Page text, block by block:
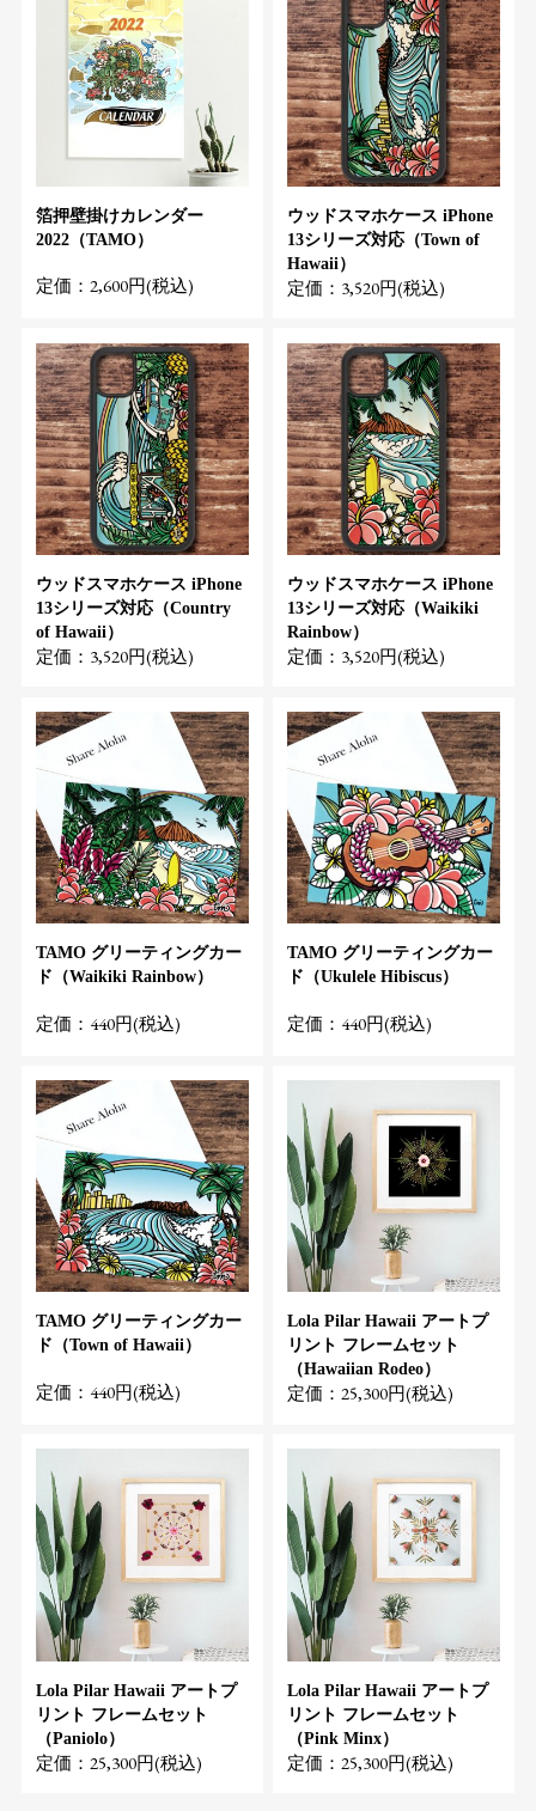
箔押壁掛けカレンダー
2022（TAMO）
定価：2,600円(税込)
ウッドスマホケース iPhone
13シリーズ対応（Town of
Hawaii）
定価：3,520円(税込)
ウッドスマホケース iPhone
13シリーズ対応（Country
of Hawaii）
定価：3,520円(税込)
ウッドスマホケース iPhone
13シリーズ対応（Waikiki
Rainbow）
定価：3,520円(税込)
TAMO グリーティングカー
ド（Waikiki Rainbow）
定価：440円(税込)
TAMO グリーティングカー
ド（Ukulele Hibiscus）
定価：440円(税込)
TAMO グリーティングカー
ド（Town of Hawaii）
定価：440円(税込)
Lola Pilar Hawaii アートプ
リント フレームセット
（Hawaiian Rodeo）
定価：25,300円(税込)
Lola Pilar Hawaii アートプ
リント フレームセット
（Paniolo）
定価：25,300円(税込)
Lola Pilar Hawaii アートプ
リント フレームセット
（Pink Minx）
定価：25,300円(税込)